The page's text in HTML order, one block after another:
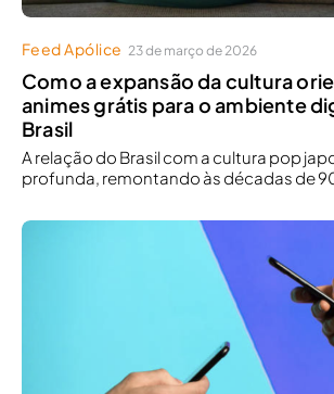
Feed Apólice 23 de março de 2026
Como a expansão da cultura
animes grátis para o ambiente
Brasil
A relação do Brasil com a cultura pop
profunda, remontando às décadas de